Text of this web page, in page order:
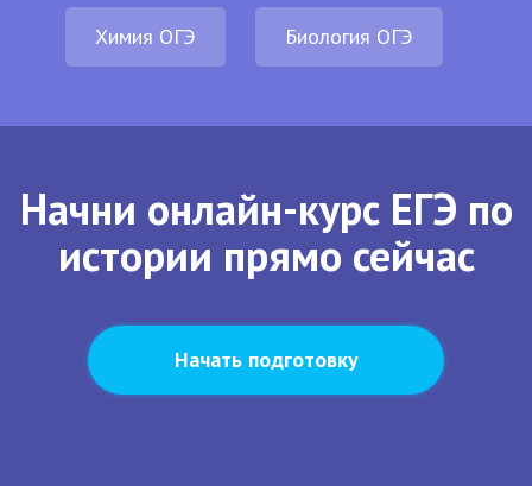
Химия ОГЭ Биология ОГЭ
Начни онлайн-курс ЕГЭ по
истории прямо сейчас
Начать подготовку